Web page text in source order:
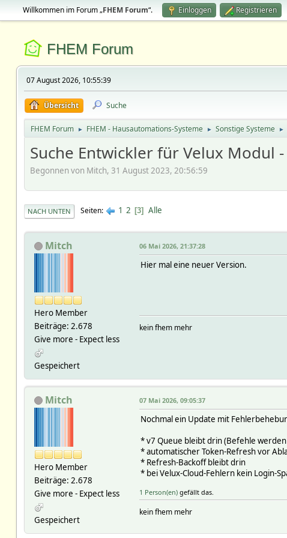
Willkommen im Forum „FHEM Forum“. Einloggen Registrieren
FHEM Forum
07 August 2026, 10:55:39
Übersicht Suche
FHEM Forum ► FHEM - Hausautomations-Systeme ► Sonstige Systeme ►
Suche Entwickler für Velux Modul -
Begonnen von Mitch, 31 August 2023, 20:56:59
NACH UNTEN Seiten 1 2 3 Alle
Mitch
Hero Member
Beiträge: 2.678
Give more - Expect less
Gespeichert
06 Mai 2026, 21:37:28
Hier mal eine neuer Version.
kein fhem mehr
Mitch
Hero Member
Beiträge: 2.678
Give more - Expect less
Gespeichert
07 Mai 2026, 09:05:37
Nochmal ein Update mit
* v7 Queue bleibt drin (Befehle
* automatischer Token-Refresh vor
* Refresh-Backoff bleibt drin
* bei Velux-Cloud-Fehlern kein Login-
1 Person(en)gefällt das.
kein fhem mehr